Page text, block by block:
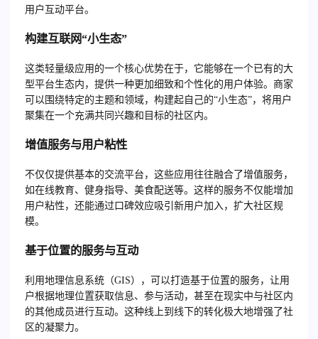
用户互动平台。
构建互联网“小生态”
这类轻量级应用的一个核心优势在于，它能够在一个已有的大
型平台生态内，提供一种更加细致和个性化的用户体验。商家
可以围绕特定的主题和领域，构建起自己的“小生态”，将用户
聚集在一个充满共同兴趣和目标的社区内。
增值服务与用户粘性
不仅仅提供基本的交流平台，这些应用往往融合了增值服务，
如在线教育、健身指导、美食配送等。这样的服务不仅能增加
用户粘性，还能通过口碑效应吸引新用户加入，扩大社区规
模。
基于位置的服务与互动
利用地理信息系统（GIS），可以打造基于位置的服务，让用
户根据地理位置获取信息、参与活动，甚至在现实中与社区内
的其他成员进行互动。这种线上到线下的转化极大地增强了社
区的凝聚力。